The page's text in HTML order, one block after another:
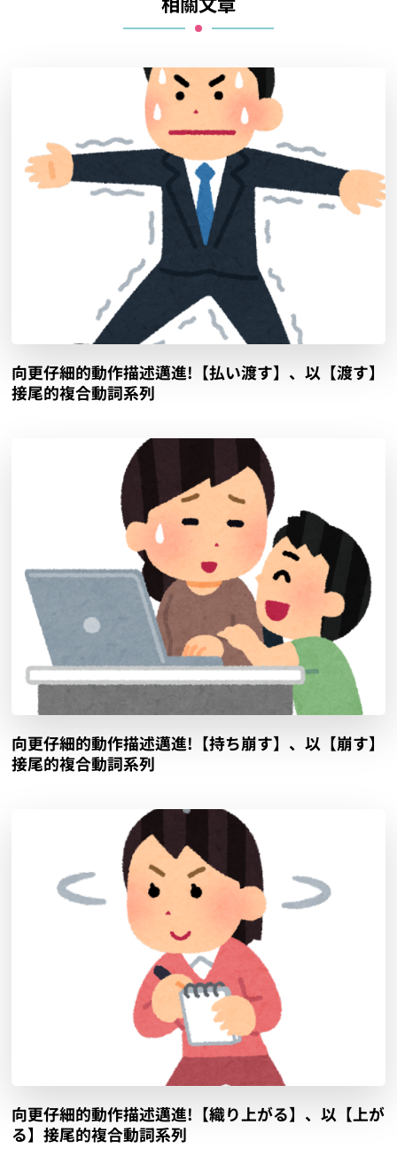
向更仔細的動作描述邁進!【払い渡す】、以【渡す】
接尾的複合動詞系列
向更仔細的動作描述邁進!【持ち崩す】、以【崩す】
接尾的複合動詞系列
向更仔細的動作描述邁進!【織り上がる】、以【上が
る】接尾的複合動詞系列